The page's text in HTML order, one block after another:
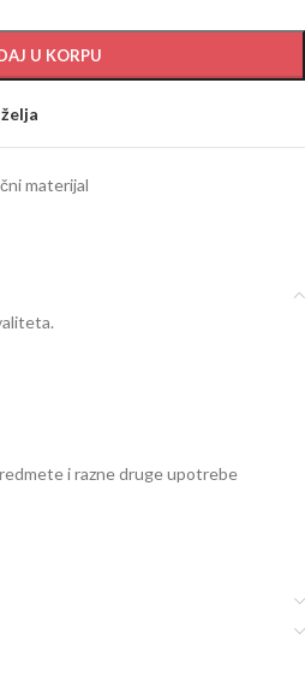
U KORPU
materijal
i razne druge upotrebe